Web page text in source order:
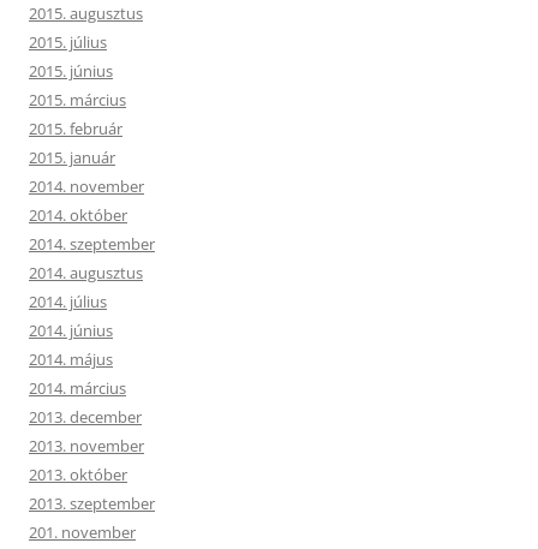
2015. augusztus
2015. július
2015. június
2015. március
2015. február
2015. január
2014. november
2014. október
2014. szeptember
2014. augusztus
2014. július
2014. június
2014. május
2014. március
2013. december
2013. november
2013. október
2013. szeptember
201. november